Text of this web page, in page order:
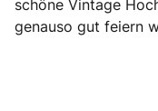
schöne Vintage
genauso gut feiern